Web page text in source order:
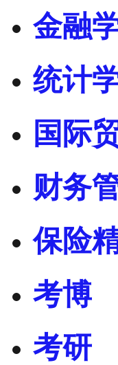
金融
统计
国际
财务
保险
考博
考研